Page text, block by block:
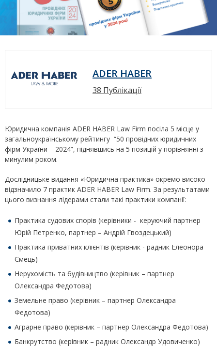
ADER HABER
38 Публікації
Юридична компанія ADER HABER Law Firm посіла 5 місце у
загальноукраїнському рейтингу “50 провідних юридичних
фірм України – 2024”, піднявшись на 5 позицій у порівнянні з
минулим роком.
Дослідницьке видання «Юридична практика» окремо високо
відзначило 7 практик ADER HABER Law Firm. За результатами
цього визнання лідерами стали такі практики компанії:
Практика судових спорів (керівники - керуючий партнер
Юрій Петренко, партнер – Андрій Гвоздецький)
Практика приватних клієнтів (керівник - радник Елеонора
Ємець)
Нерухомість та будівництво (керівник – партнер
Олександра Федотова)
Земельне право (керівник – партнер Олександра
Федотова)
Аграрне право (керівник – партнер Олександра Федотова)
Банкрутство (керівник – радник Олександр Удовиченко)